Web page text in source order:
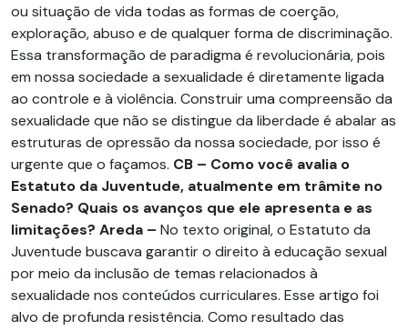
ou situação de vida todas as formas de coerção,
exploração, abuso e de qualquer forma de discriminação.
Essa transformação de paradigma é revolucionária, pois
em nossa sociedade a sexualidade é diretamente ligada
ao controle e à violência. Construir uma compreensão da
sexualidade que não se distingue da liberdade é abalar as
estruturas de opressão da nossa sociedade, por isso é
urgente que o façamos. CB – Como você avalia o
Estatuto da Juventude, atualmente em trâmite no
Senado? Quais os avanços que ele apresenta e as
limitações? Areda – No texto original, o Estatuto da
Juventude buscava garantir o direito à educação sexual
por meio da inclusão de temas relacionados à
sexualidade nos conteúdos curriculares. Esse artigo foi
alvo de profunda resistência. Como resultado das